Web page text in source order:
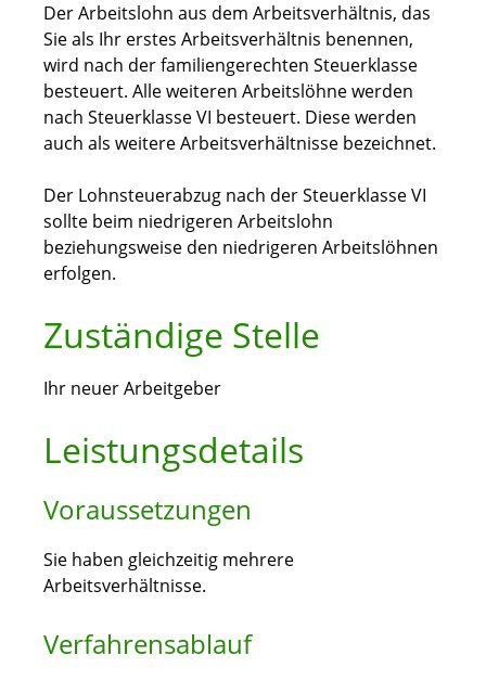
Der Arbeitslohn aus dem Arbeitsverhältnis, das
Sie als Ihr erstes Arbeitsverhältnis benennen,
wird nach der familiengerechten Steuerklasse
besteuert. Alle weiteren Arbeitslöhne werden
nach Steuerklasse VI besteuert. Diese werden
auch als weitere Arbeitsverhältnisse bezeichnet.
Der Lohnsteuerabzug nach der Steuerklasse VI
sollte beim niedrigeren Arbeitslohn
beziehungsweise den niedrigeren Arbeitslöhnen
erfolgen.
Zuständige Stelle
Ihr neuer Arbeitgeber
Leistungsdetails
Voraussetzungen
Sie haben gleichzeitig mehrere
Arbeitsverhältnisse.
Verfahrensablauf